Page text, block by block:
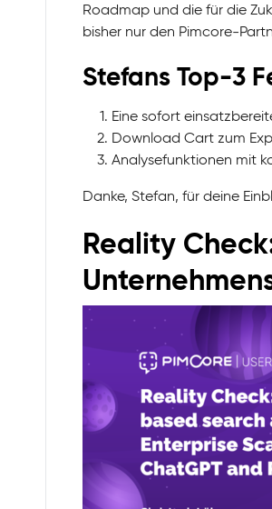
Roadmap und die für die
bisher nur den Pimcore-
Stefans Top-3
Eine sofort
Download Cart zum
Analysefunktionen mit
Danke, Stefan, für deine
Reality